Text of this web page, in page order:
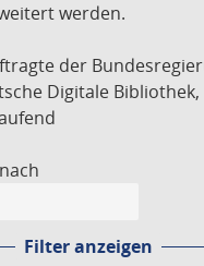
werden.
der
Digitale
Filter anzeigen